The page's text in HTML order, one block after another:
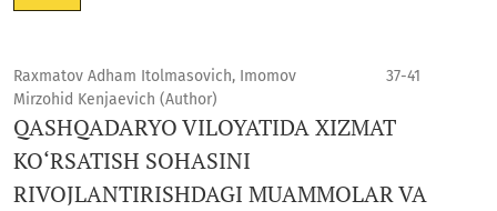
Raxmatov Adham Itolmasovich, Imomov
Mirzohid Kenjaevich (Author)
37-41
QASHQADARYO VILOYATIDA XIZMAT
KO‘RSATISH SOHASINI
RIVOJLANTIRISHDAGI MUAMMOLAR VA